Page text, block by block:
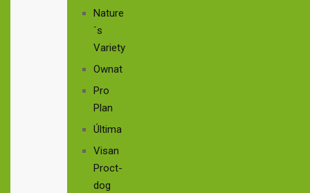
Nature
´s
Variety
Ownat
Pro
Plan
Última
Visan
Proct-
dog